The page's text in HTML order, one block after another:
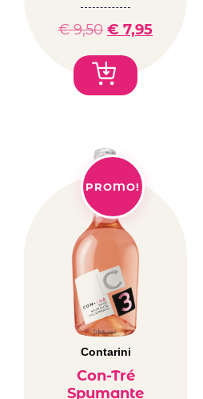
€9,50 € 7,95
PROMO!
Contarini
Con-Tré
Spumante